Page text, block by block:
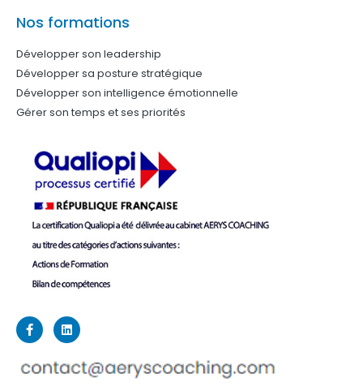
Nos formations
Développer son leadership
Développer sa posture stratégique
Développer son intelligence émotionnelle
Gérer son temps et ses priorités